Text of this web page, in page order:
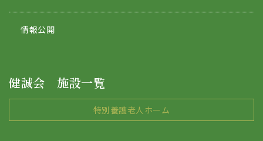
情報公開
健誠会 施設一覧
特別養護老人ホーム